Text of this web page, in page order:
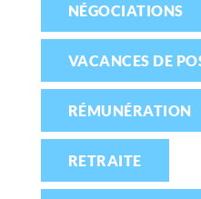
NÉGOCIATIONS
VACANCES DE
RÉMUNÉRATION
RETRAITE